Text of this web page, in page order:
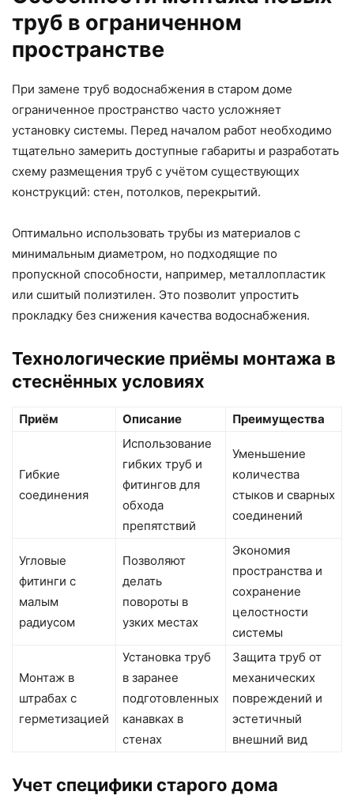
труб в ограниченном
пространстве
При замене труб водоснабжения в старом доме
ограниченное пространство часто усложняет
установку системы. Перед началом работ необходимо
тщательно замерить доступные габариты и разработать
схему размещения труб с учётом существующих
конструкций: стен, потолков, перекрытий.
Оптимально использовать трубы из материалов с
минимальным диаметром, но подходящие по
пропускной способности, например, металлопластик
или сшитый полиэтилен. Это позволит упростить
прокладку без снижения качества водоснабжения.
Технологические приёмы монтажа в
стеснённых условиях
Приём Описание Преимущества
Гибкие
соединения
Использование
гибких труб и
фитингов для
обхода
препятствий
Уменьшение
количества
стыков и сварных
соединений
Угловые
фитинги с
малым
радиусом
Позволяют
делать
повороты в
узких местах
Экономия
пространства и
сохранение
целостности
системы
Монтаж в
штрабах с
герметизацией
Установка труб
в заранее
подготовленных
канавках в
стенах
Защита труб от
механических
повреждений и
эстетичный
внешний вид
Учет специфики старого дома